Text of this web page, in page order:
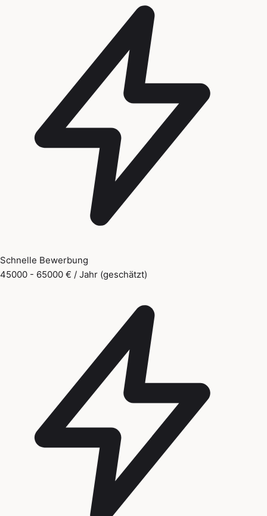
Schnelle Bewerbung
45000 - 65000 € / Jahr (geschätzt)